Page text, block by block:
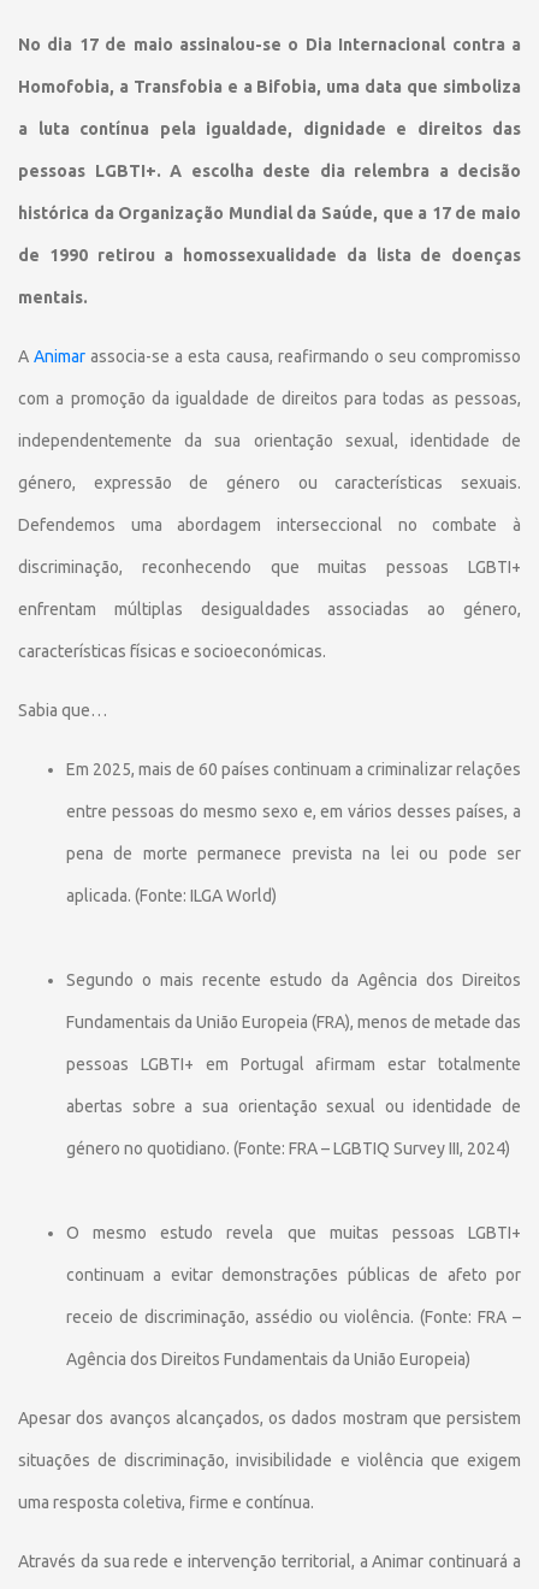
No dia 17 de maio assinalou-se o Dia Internacional contra a
Homofobia, a Transfobia e a Bifobia, uma data que simboliza
a luta contínua pela igualdade, dignidade e direitos das
pessoas LGBTI+. A escolha deste dia relembra a decisão
histórica da Organização Mundial da Saúde, que a 17 de maio
de 1990 retirou a homossexualidade da lista de doenças
mentais.
AAnimar associa-se a esta causa, reafirmando o seu compromisso
com a promoção da igualdade de direitos para todas as pessoas,
independentemente da sua orientação sexual, identidade de
género, expressão de género ou características sexuais.
Defendemos uma abordagem interseccional no combate à
discriminação, reconhecendo que muitas pessoas LGBTI+
enfrentam múltiplas desigualdades associadas ao género,
características físicas e socioeconómicas.
Sabia que…
Em 2025, mais de 60 países continuam a criminalizar relações
entre pessoas do mesmo sexo e, em vários desses países, a
pena de morte permanece prevista na lei ou pode ser
aplicada. (Fonte: ILGA World)
Segundo o mais recente estudo da Agência dos Direitos
Fundamentais da União Europeia (FRA), menos de metade das
pessoas LGBTI+ em Portugal afirmam estar totalmente
abertas sobre a sua orientação sexual ou identidade de
género no quotidiano. (Fonte: FRA – LGBTIQ Survey III, 2024)
O mesmo estudo revela que muitas pessoas LGBTI+
continuam a evitar demonstrações públicas de afeto por
receio de discriminação, assédio ou violência. (Fonte: FRA –
Agência dos Direitos Fundamentais da União Europeia)
Apesar dos avanços alcançados, os dados mostram que persistem
situações de discriminação, invisibilidade e violência que exigem
uma resposta coletiva, firme e contínua.
Através da sua rede e intervenção territorial, a Animar continuará a